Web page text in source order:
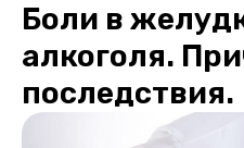
Боли в
алкоголя.
последствия.